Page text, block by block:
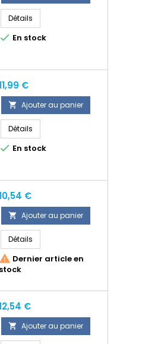
Détails
 En stock
€
 Ajouter au panier
Détails
 En stock
€
 Ajouter au panier
Détails
 Dernier article en
stock
€
 Ajouter au panier